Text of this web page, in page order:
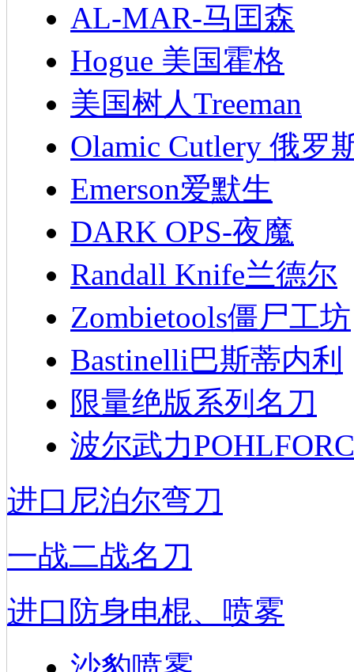
AL-MAR-马囯森
Hogue 美国霍格
美国树人Treeman
Olamic Cutlery 俄罗
Emerson爱默生
DARK OPS-夜魔
Randall Knife兰德尔
Zombietools僵尸工坊
Bastinelli巴斯蒂内利
限量绝版系列名刀
波尔武力
进口尼泊尔弯刀
一战二战名刀
进口防身电棍、喷雾